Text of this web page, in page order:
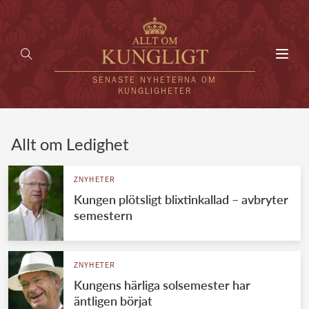
SENASTE NYHETERNA OM
KUNGLIGHETER
UTLÄNDSKT
VÄRLDENS KUNGAHUS
Svenska kungahuset
Brittiska kungahuset
REDAKTION
Allt om Ledighet
ZNYHETER
Kungen plötsligt blixtinkallad – avbryter
semestern
ZNYHETER
Kungens härliga solsemester har
äntligen börjat